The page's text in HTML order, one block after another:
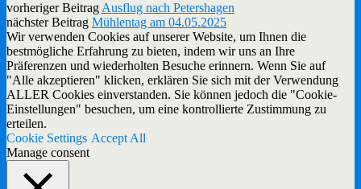
vorheriger Beitrag Ausflug nach Petershagen
nächster Beitrag Mühlentag am 04.05.2025
Wir verwenden Cookies auf unserer Website, um Ihnen die
bestmögliche Erfahrung zu bieten, indem wir uns an Ihre
Präferenzen und wiederholten Besuche erinnern. Wenn Sie auf
"Alle akzeptieren" klicken, erklären Sie sich mit der Verwendung
ALLER Cookies einverstanden. Sie können jedoch die "Cookie-
Einstellungen" besuchen, um eine kontrollierte Zustimmung zu
erteilen.
Cookie Settings Accept All
Manage consent